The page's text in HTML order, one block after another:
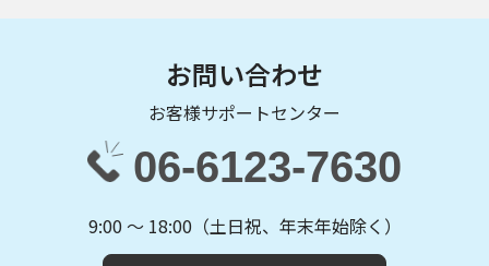
お問い合わせ
お客様サポートセンター
06-6123-7630
9:00 〜 18:00（土日祝、年末年始除く）